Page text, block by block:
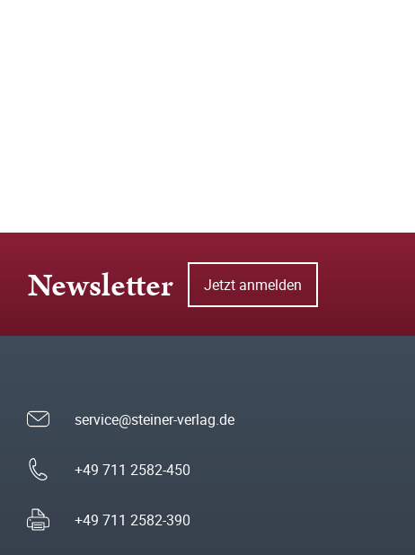
Newsletter Jetzt anmelden
service@steiner-verlag.de
+49 711 2582-450
+49 711 2582-390